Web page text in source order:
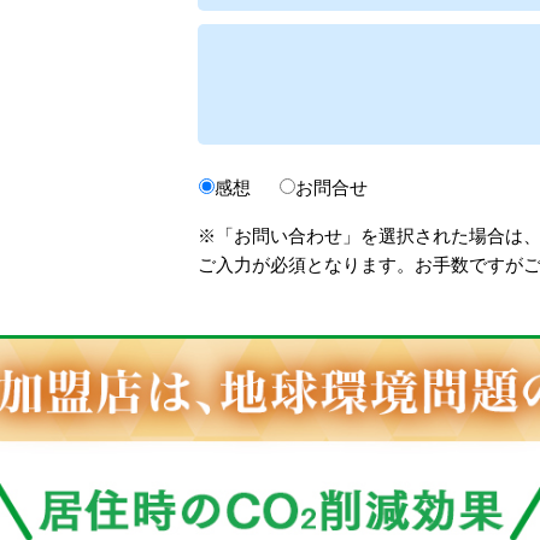
感想 お問合せ
※「お問い合わせ」を選択された場合は
ご入力が必須となります。お手数ですが